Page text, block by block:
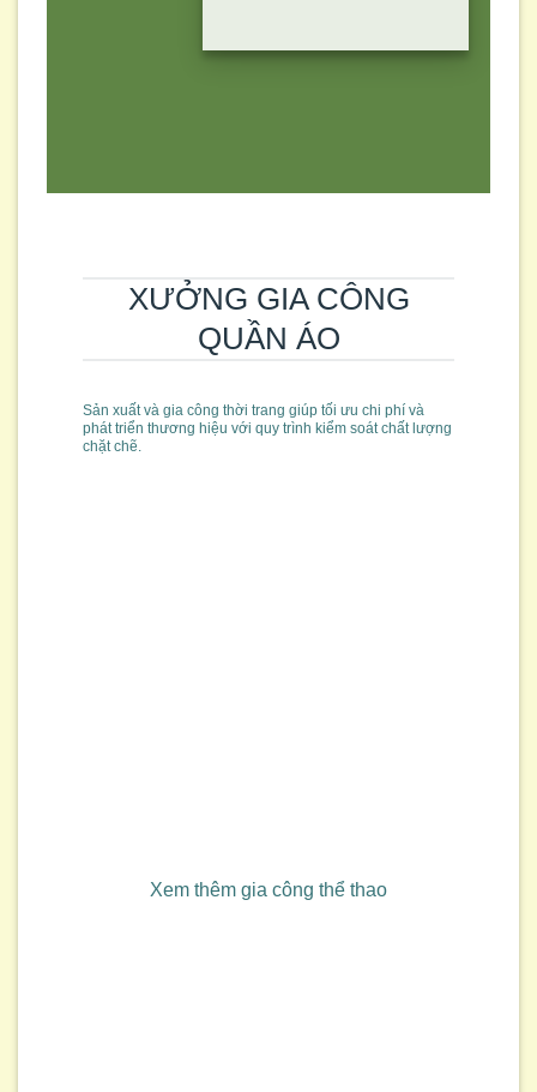
XƯỞNG GIA CÔNG
QUẦN ÁO
Sản xuất và gia công thời trang giúp tối ưu chi phí và
phát triển thương hiệu với quy trình kiểm soát chất lượng
chặt chẽ.
Xem thêm gia công thể thao